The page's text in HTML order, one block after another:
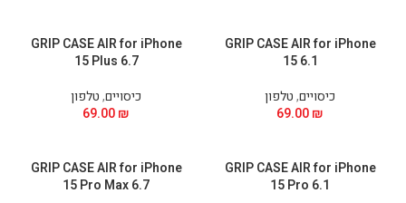
GRIP CASE AIR for iPhone
15 6.1
כיסויים,טלפון
69.00₪
GRIP CASE AIR for iPhone
15 Plus 6.7
כיסויים,טלפון
69.00₪
GRIP CASE AIR for iPhone
15 Pro 6.1
GRIP CASE AIR for iPhone
15 Pro Max 6.7